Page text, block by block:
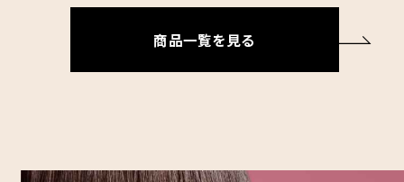
商品一覧を見る